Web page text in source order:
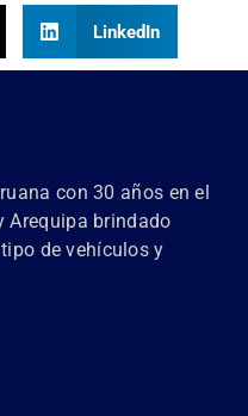
LinkedIn
con 30 años en el
Arequipa brindado
de vehículos y